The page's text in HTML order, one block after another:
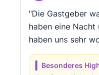
"Die Gastgeber
haben eine
haben uns sehr
Besonderes